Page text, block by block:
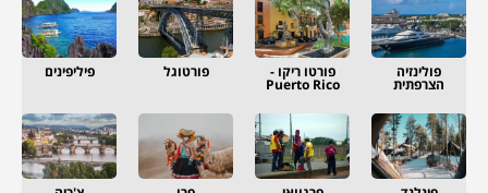
פולינזיה
הצרפתית
פורטו ריקו -
Puerto Rico
פורטוגל פיליפינים